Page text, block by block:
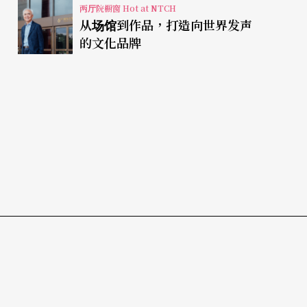
两厅院橱窗 Hot at NTCH
从场馆到作品，打造向世界发声
的文化品牌